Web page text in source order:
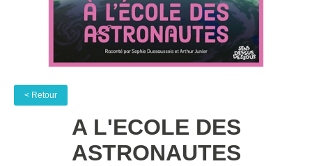
< Retour
A L'ECOLE DES
ASTRONAUTES